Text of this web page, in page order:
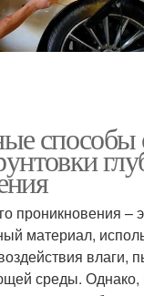
способы
проникновения –
материал,
влаги,
среды.